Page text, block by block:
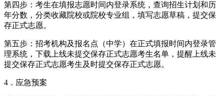
第四步：考生在填报志愿时间内登录系统，查询招生计划和历
年分数，分类收藏院校或院校专业组，填写志愿草稿，提交保
存正式志愿。
第五步：招考机构及报名点（中学）在正式填报时间内登录管
理系统，下载上线未提交保存正式志愿考生名单，提醒上线未
提交保存正式志愿考生及时提交保存正式志愿。
4．应急预案